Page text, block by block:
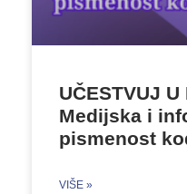
UČESTVUJ U
Medijska i
pismenost
VIŠE »